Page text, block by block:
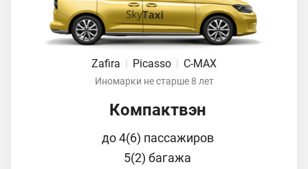
Zafira | Picasso | C-MAX
Иномарки не старше 8 лет
Компактвэн
до 4(6) пассажиров
5(2) багажа